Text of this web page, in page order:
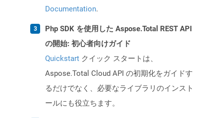
Documentation.
Php SDK を使用した Aspose.Total REST API
の開始: 初心者向けガイド
Quickstart クイック スタートは、
Aspose.Total Cloud API の初期化をガイドす
るだけでなく、必要なライブラリのインスト
ールにも役立ちます。